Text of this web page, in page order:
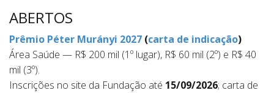
ABERTOS
Prêmio Péter Murányi 2027 (carta de indicação)
Área Saúde — R$ 200 mil (1º lugar), R$ 60 mil (2º) e R$ 40
mil (3º).
Inscrições no site da Fundação até 15/09/2026; carta de